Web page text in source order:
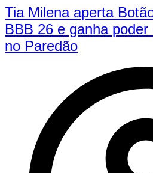
Tia Milena aperta
BBB 26 e ganha
no Paredão